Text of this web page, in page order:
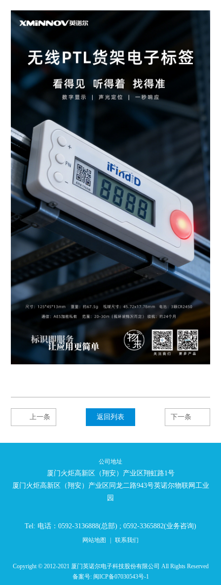
上一条 返回列表 下一条
公司地址
厦门火炬高新区（翔安）产业区翔虹路1号
厦门火炬高新区（翔安）产业区同龙二路943号英诺尔物联网工业
园
Tel: 电话：0592-3136888(总部) ; 0592-3365882(业务咨询)
网站地图 | 联系我们
Copyright © 2012-2021 厦门英诺尔电子科技股份有限公司 All Rights Reserved
备案号: 闽ICP备07030543号-1